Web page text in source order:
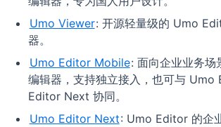
Umo Viewer: 开源轻量级的 Umo
器。
Umo Editor Mobile: 面向企业业务场
编辑器，支持独立接入，也可与
Editor Next 协同。
Umo Editor Next: Umo Editor 的企